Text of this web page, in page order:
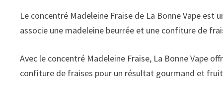
Le concentré Madeleine Fraise de La Bonne Vape
associe une madeleine beurrée et une confiture de
Avec le concentré Madeleine Fraise, La Bonne Vape
confiture de fraises pour un résultat gourmand et